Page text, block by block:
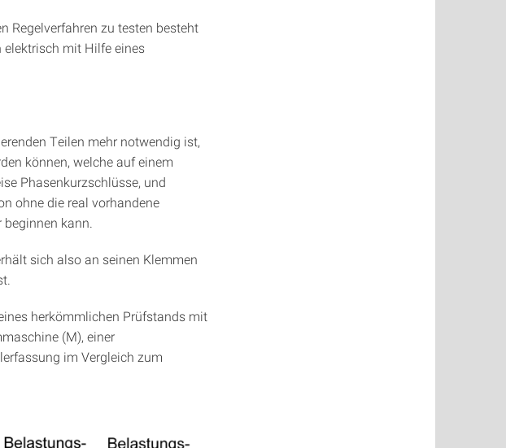
Regelverfahren zu testen besteht
elektrisch mit Hilfe eines
Teilen mehr notwendig ist,
können, welche auf einem
Phasenkurzschlüsse, und
ohne die real vorhandene
kann.
sich also an seinen Klemmen
herkömmlichen Prüfstands mit
(M), einer
im Vergleich zum